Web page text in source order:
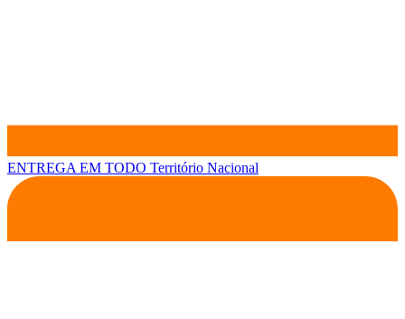
ENTREGA EM TODO Território Nacional